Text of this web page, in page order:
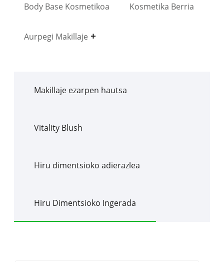
Body Base Kosmetikoa Kosmetika Berria
Aurpegi Makillaje
Makillaje ezarpen hautsa
Vitality Blush
Hiru dimentsioko adierazlea
Hiru Dimentsioko Ingerada